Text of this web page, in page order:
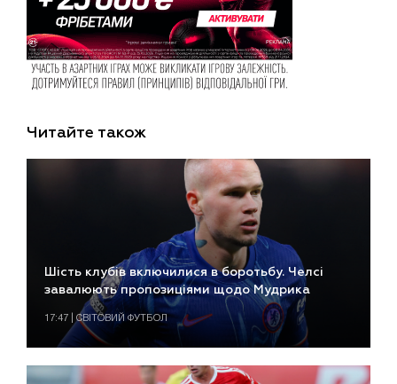
Читайте також
Шість клубів включилися в боротьбу. Челсі
завалюють пропозиціями щодо Мудрика
17:47 | СВІТОВИЙ ФУТБОЛ